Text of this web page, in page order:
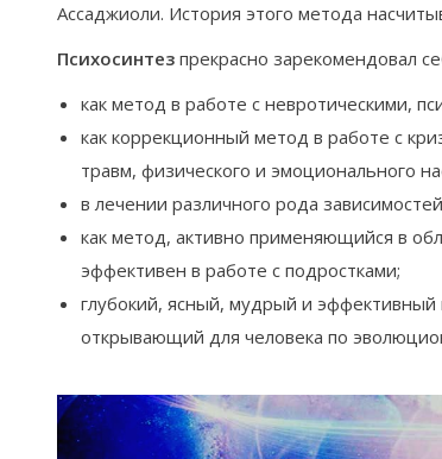
Ассаджиоли. История этого метода
Психосинтез прекрасно зарекомендовал
как метод в работе с невротическими,
как коррекционный метод в работе с
травм, физического и эмоционального
в лечении различного рода
как метод, активно применяющийся в
эффективен в работе с подростками;
глубокий, ясный, мудрый и эффективный
открывающий для человека по